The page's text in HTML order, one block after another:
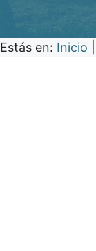
Estás en: Inicio